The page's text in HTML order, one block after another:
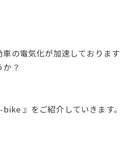
の電気化が加速しております
？
』をご紹介していきます。